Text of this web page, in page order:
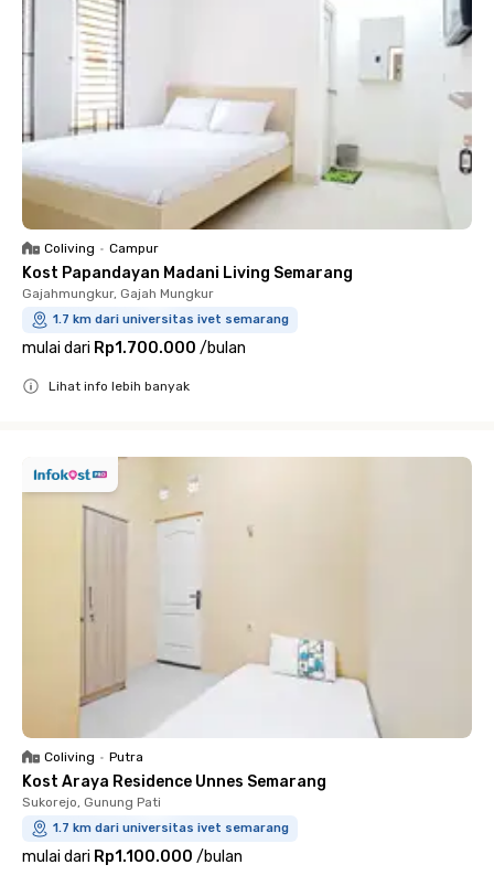
Coliving • Campur
Kost Papandayan Madani Living Semarang
Gajahmungkur, Gajah Mungkur
1.7 km dari universitas ivet semarang
mulai dari Rp1.700.000 /bulan
Lihat info lebih banyak
Coliving • Putra
Kost Araya Residence Unnes Semarang
Sukorejo, Gunung Pati
1.7 km dari universitas ivet semarang
mulai dari Rp1.100.000 /bulan